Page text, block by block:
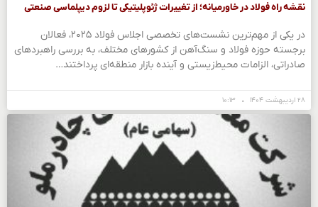
نقشه راه فولاد در خاورمیانه؛ از تغییرات ژئوپلیتیکی تا لزوم دیپلماسی صنعتی
در یکی از مهم‌ترین نشست‌های تخصصی اجلاس فولاد ۲۰۲۵، فعالان
برجسته حوزه فولاد و سنگ‌آهن از کشورهای مختلف، به بررسی راهبردهای
صادراتی، الزامات محیط‌زیستی و آینده بازار منطقه‌ای پرداختند…
۲۸ اردیبهشت ۱۴۰۴